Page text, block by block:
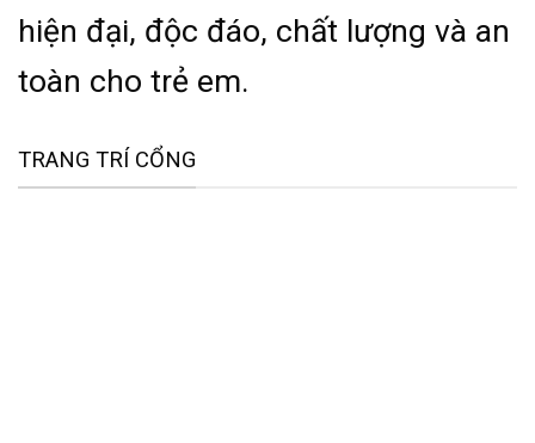
hiện đại, độc đáo, chất lượng và an
toàn cho trẻ em.
TRANG TRÍ CỔNG